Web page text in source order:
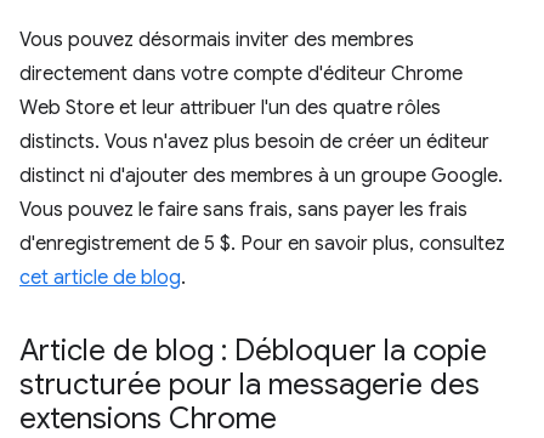
Vous pouvez désormais inviter des membres
directement dans votre compte d'éditeur Chrome
Web Store et leur attribuer l'un des quatre rôles
distincts. Vous n'avez plus besoin de créer un éditeur
distinct ni d'ajouter des membres à un groupe Google.
Vous pouvez le faire sans frais, sans payer les frais
d'enregistrement de 5 $. Pour en savoir plus, consultez
cet article de blog.
Article de blog : Débloquer la copie
structurée pour la messagerie des
extensions Chrome